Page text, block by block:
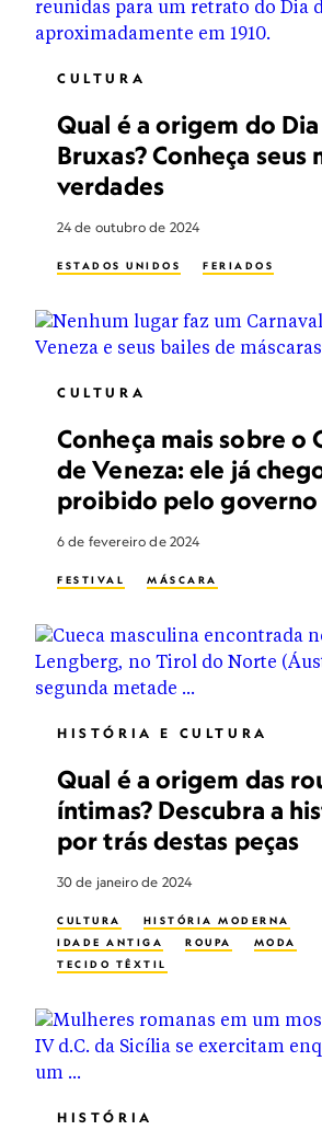
CULTURA
Qual é a origem do
Bruxas? Conheça seus
verdades
24 de outubro de 2024
ESTADOS UNIDOS FERIADOS
CULTURA
Conheça mais sobre o
de Veneza: ele já
proibido pelo governo
6 de fevereiro de 2024
FESTIVAL MÁSCARA
HISTÓRIA E CULTURA
Qual é a origem das
íntimas? Descubra a
por trás destas peças
30 de janeiro de 2024
CULTURA
HISTÓRIA MODERNA
IDADE ANTIGA
ROUPA
MODA
TECIDO TÊXTIL
HISTÓRIA